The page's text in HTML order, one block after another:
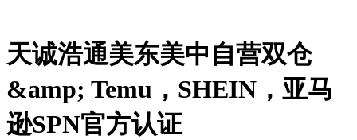
天诚浩通美东美中自营双仓
&amp; Temu，SHEIN，亚马
逊SPN官方认证